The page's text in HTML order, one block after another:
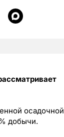
осадочной
добычи.